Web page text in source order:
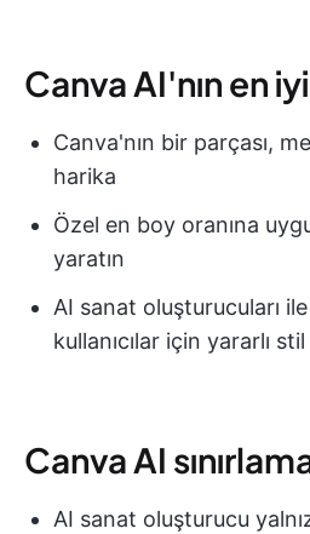
Canva AI'nın en
Canva'nın bir parçası,
harika
Özel en boy oranına
yaratın
AI sanat oluşturucuları
kullanıcılar için yararlı
Canva AI
AI sanat oluşturucu